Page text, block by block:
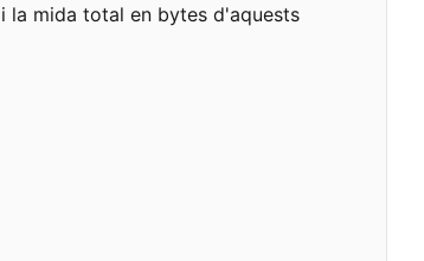
la mida total en bytes d'aquests